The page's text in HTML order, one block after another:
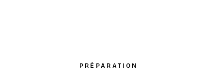
PRÉPARATION